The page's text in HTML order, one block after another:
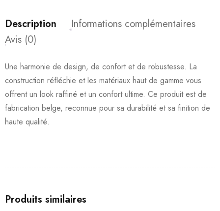
Description
Informations complémentaires
Avis (0)
Une harmonie de design, de confort et de robustesse. La
construction réfléchie et les matériaux haut de gamme vous
offrent un look raffiné et un confort ultime. Ce produit est de
fabrication belge, reconnue pour sa durabilité et sa finition de
haute qualité.
Produits similaires